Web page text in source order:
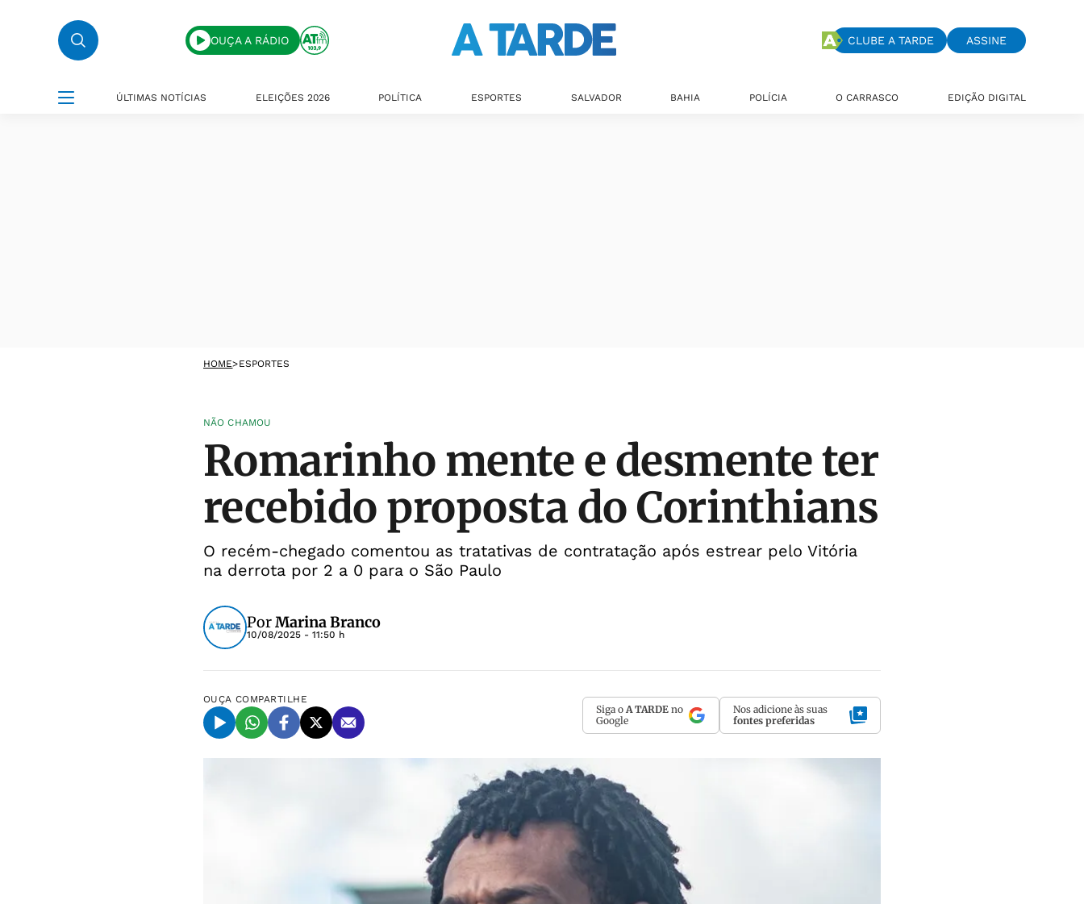
OUÇA A RÁDIO CLUBE A TARDE ASSINE
ÚLTIMAS NOTÍCIAS ELEIÇÕES 2026 POLÍTICA ESPORTES SALVADOR BAHIA POLÍCIA O CARRASCO EDIÇÃO DIGITAL
HOME>ESPORTES
NÃO CHAMOU
Romarinho mente e desmente ter
recebido proposta do Corinthians
O recém-chegado comentou as tratativas de contratação após estrear pelo Vitória
na derrota por 2 a 0 para o São Paulo
PorMarina Branco
10/08/2025 - 11:50 h
OUÇA COMPARTILHE
Siga o A TARDE no
Google
Nos adicione às suas
fontes preferidas